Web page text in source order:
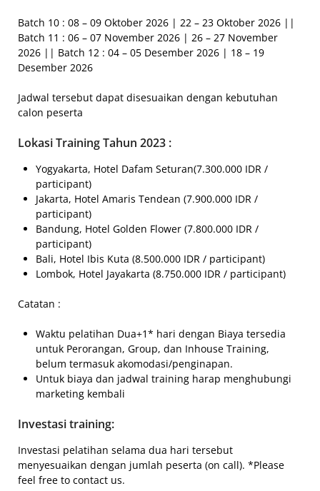
Batch 10 : 08 – 09 Oktober 2026 | 22 – 23 Oktober 2026 ||
Batch 11 : 06 – 07 November 2026 | 26 – 27 November
2026 || Batch 12 : 04 – 05 Desember 2026 | 18 – 19
Desember 2026
Jadwal tersebut dapat disesuaikan dengan kebutuhan
calon peserta
Lokasi Training Tahun 2023 :
Yogyakarta, Hotel Dafam Seturan(7.300.000 IDR /
participant)
Jakarta, Hotel Amaris Tendean (7.900.000 IDR /
participant)
Bandung, Hotel Golden Flower (7.800.000 IDR /
participant)
Bali, Hotel Ibis Kuta (8.500.000 IDR / participant)
Lombok, Hotel Jayakarta (8.750.000 IDR / participant)
Catatan :
Waktu pelatihan Dua+1* hari dengan Biaya tersedia
untuk Perorangan, Group, dan Inhouse Training,
belum termasuk akomodasi/penginapan.
Untuk biaya dan jadwal training harap menghubungi
marketing kembali
Investasi training:
Investasi pelatihan selama dua hari tersebut
menyesuaikan dengan jumlah peserta (on call). *Please
feel free to contact us.